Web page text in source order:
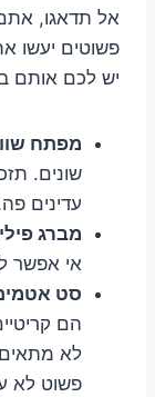
אל תדאגו,
פשוטים יעשו
יש לכם אותם
מפתח
שונים.
עדינים
מברג
אי אפשר
סט
הם
לא מתאים
פשוט לא